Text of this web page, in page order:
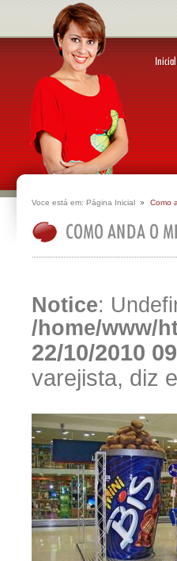
Voce está em: Página Inicial Como
Notice:
/home/www/
22/10/2010
varejista, diz